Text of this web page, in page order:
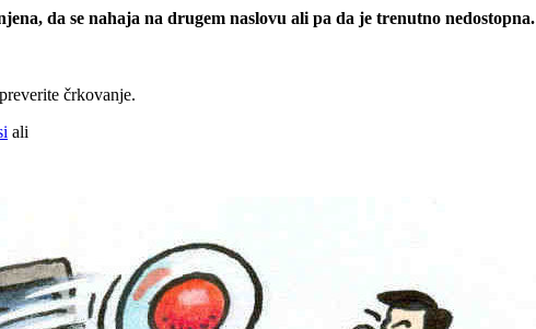
da se nahaja na drugem naslovu ali pa da je trenutno nedostopna.
črkovanje.
ali